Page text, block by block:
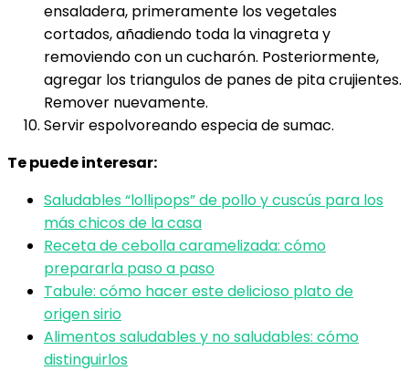
ensaladera, primeramente los vegetales
cortados, añadiendo toda la vinagreta y
removiendo con un cucharón. Posteriormente,
agregar los triangulos de panes de pita crujientes.
Remover nuevamente.
Servir espolvoreando especia de sumac.
Te puede interesar:
Saludables “lollipops” de pollo y cuscús para los
más chicos de la casa
Receta de cebolla caramelizada: cómo
prepararla paso a paso
Tabule: cómo hacer este delicioso plato de
origen sirio
Alimentos saludables y no saludables: cómo
distinguirlos